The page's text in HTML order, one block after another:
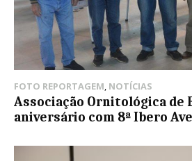
FOTO REPORTAGEM, NOTÍCIAS
Associação Ornitológica de
aniversário com 8ª Ibero